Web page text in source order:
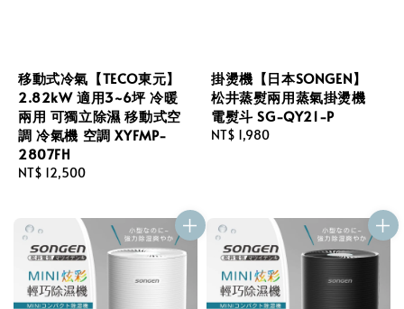
移動式冷氣【TECO東元】
2.82kW 適用3~6坪 冷暖
兩用 可獨立除濕 移動式空
調 冷氣機 空調 XYFMP-
2807FH
Regular
NT$ 12,500
掛燙機【日本SONGEN】
松井蒸熨兩用蒸氣掛燙機
電熨斗 SG-QY21-P
Regular
NT$ 1,980